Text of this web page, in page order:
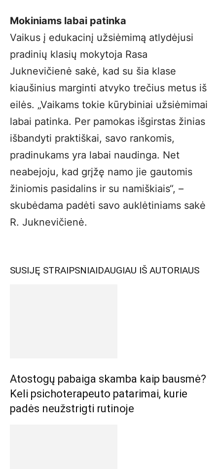
Mokiniams labai patinka
Vaikus į edukacinį užsiėmimą atlydėjusi
pradinių klasių mokytoja Rasa
Juknevičienė sakė, kad su šia klase
kiaušinius marginti atvyko trečius metus iš
eilės. „Vaikams tokie kūrybiniai užsiėmimai
labai patinka. Per pamokas išgirstas žinias
išbandyti praktiškai, savo rankomis,
pradinukams yra labai naudinga. Net
neabejoju, kad grįžę namo jie gautomis
žiniomis pasidalins ir su namiškiais“, –
skubėdama padėti savo auklėtiniams sakė
R. Juknevičienė.
SUSIJĘ STRAIPSNIAIDAUGIAU IŠ AUTORIAUS
Atostogų pabaiga skamba kaip bausmė?
Keli psichoterapeuto patarimai, kurie
padės neužstrigti rutinoje